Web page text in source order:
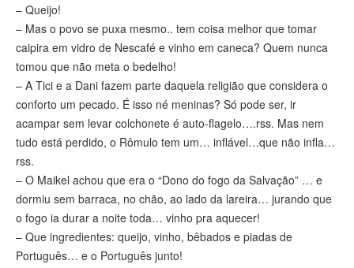
– Queijo!
– Mas o povo se puxa mesmo.. tem coisa melhor que tomar
caipira em vidro de Nescafé e vinho em caneca? Quem nunca
tomou que não meta o bedelho!
– A Tici e a Dani fazem parte daquela religião que considera o
conforto um pecado. É isso né meninas? Só pode ser, ir
acampar sem levar colchonete é auto-flagelo….rss. Mas nem
tudo está perdido, o Rômulo tem um… inflável…que não infla…
rss.
– O Maikel achou que era o “Dono do fogo da Salvação” … e
dormiu sem barraca, no chão, ao lado da lareira… jurando que
o fogo ia durar a noite toda… vinho pra aquecer!
– Que ingredientes: queijo, vinho, bêbados e piadas de
Português… e o Português junto!